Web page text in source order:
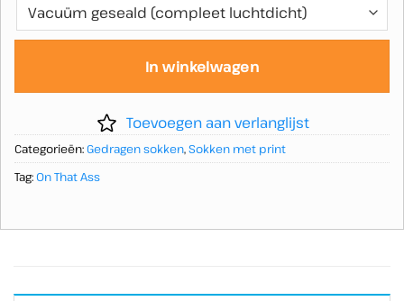
In winkelwagen
Toevoegen aan verlanglijst
Categorieën:Gedragen sokken,Sokken met print
Tag:On That Ass